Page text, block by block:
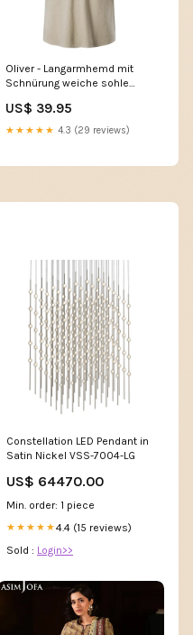
Oliver - Langarmhemd mit
Schnürung weiche sohle
US$ 39.95
★★★★★ 4.3 (29 reviews)
Constellation LED Pendant in
Satin Nickel VSS-7004-LG
US$ 64470.00
Min. order: 1 piece
★★★★★4.4 (15 reviews)
Sold : Login>>